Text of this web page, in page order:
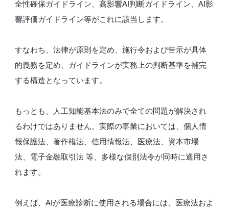
全性確保ガイドライン、高影響AI判断ガイドライン、AI影
響評価ガイドライン等がこれに該当します。
すなわち、法律が原則を定め、施行令および告示が具体
的義務を定め、ガイドラインが実務上の判断基準を補完
する構造となっています。
もっとも、人工知能基本法のみで全ての問題が解決され
るわけではありません。実際の事業においては、個人情
報保護法、著作権法、信用情報法、医療法、資本市場
法、電子金融取引法 等、多様な個別法令が同時に適用さ
れます。
例えば、AIが医療診断に使用される場合には、医療法およ